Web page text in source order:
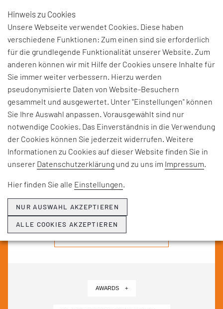
THEMEN & NEWS
Beiträge und Interviews zu aktuellen Fach-, Technologie-
und Branchenherausforderungen, Informationen zu
unseren Beratungsangeboten, Seminaren und Events
sowie Unternehmensthemen:
Hier erfahren Sie, was EFESO bewegt.
AWARDS +
Hinweis zu Cookies
Unsere Webseite verwendet Cookies. Diese haben
verschiedene Funktionen: Zum einen sind sie erforderlich
für die grundlegende Funktionalität unserer Website. Zum
anderen können wir mit Hilfe der Cookies unsere Inhalte für
Sie immer weiter verbessern. Hierzu werden
pseudonymisierte Daten von Website-Besuchern
gesammelt und ausgewertet. Unter "Einstellungen" können
Sie Ihre Auswahl anpassen. Vorausgewählt sind nur
notwendige Cookies. Das Einverständnis in die Verwendung
der Cookies können Sie jederzeit widerrufen. Weitere
Informationen zu Cookies auf dieser Website finden Sie in
unserer Datenschutzerklärung und zu uns im Impressum.
Hier finden Sie alle Einstellungen.
NUR AUSWAHL AKZEPTIEREN
ALLE COOKIES AKZEPTIEREN